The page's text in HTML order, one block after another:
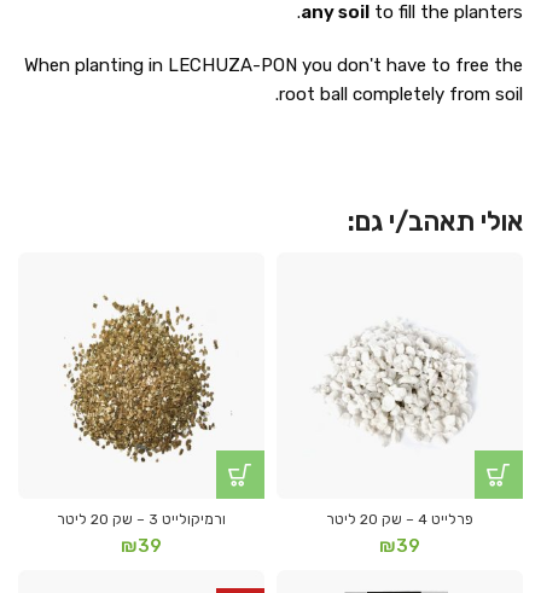
any soil to fill the planters.
When planting in LECHUZA-PON you don't have to free the
root ball completely from soil.
אולי תאהב/י גם:
פרלייט 4 – שק 20 ליטר
₪39
ורמיקולייט 3 – שק 20 ליטר
₪39